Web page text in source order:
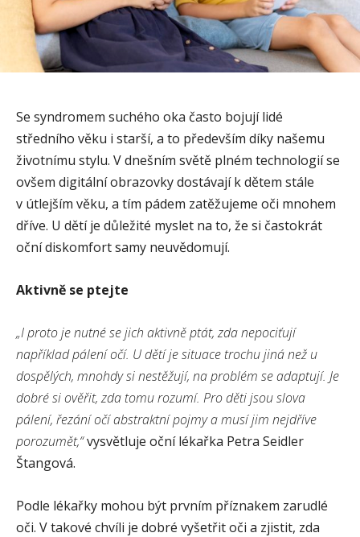
Se syndromem suchého oka často bojují lidé
středního věku i starší, a to především díky našemu
životnímu stylu. V dnešním světě plném technologií se
ovšem digitální obrazovky dostávají k dětem stále
v útlejším věku, a tím pádem zatěžujeme oči mnohem
dříve. U dětí je důležité myslet na to, že si častokrát
oční diskomfort samy neuvědomují.
Aktivně se ptejte
„I proto je nutné se jich aktivně ptát, zda nepociťují
například pálení očí. U dětí je situace trochu jiná než u
dospělých, mnohdy si nestěžují, na problém se adaptují. Je
dobré si ověřit, zda tomu rozumí. Pro děti jsou slova
pálení, řezání očí abstraktní pojmy a musí jim nejdříve
porozumět,“vysvětluje oční lékařka Petra Seidler
Štangová.
Podle lékařky mohou být prvním příznakem zarudlé
oči. V takové chvíli je dobré vyšetřit oči a zjistit, zda